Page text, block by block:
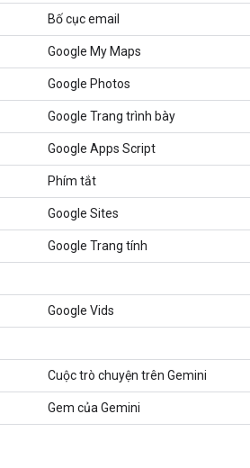
Bố cục email
Google My Maps
Google Photos
Google Trang trình bày
Google Apps Script
Phím tắt
Google Sites
Google Trang tính
Google Vids
Cuộc trò chuyện trên Gemini
Gem của Gemini